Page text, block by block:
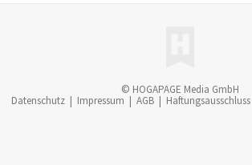
© HOGAPAGE Media GmbH
Datenschutz | Impressum | AGB | Haftungsausschluss